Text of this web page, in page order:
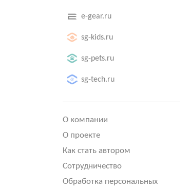
e-gear.ru
sg-kids.ru
sg-pets.ru
sg-tech.ru
О компании
О проекте
Как стать автором
Сотрудничество
Обработка персональных